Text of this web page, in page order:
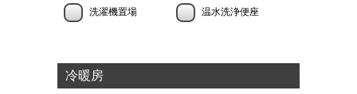
洗濯機置場 温水洗浄便座
冷暖房